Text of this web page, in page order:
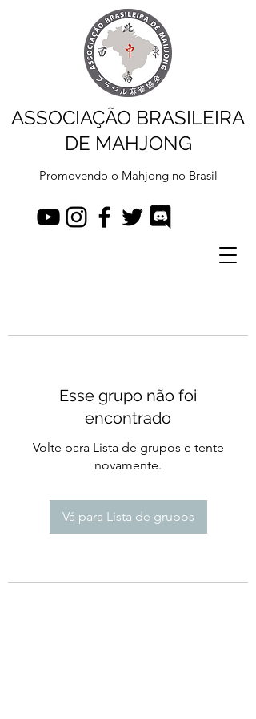
ASSOCIAÇÃO BRASILEIRA
DE MAHJONG
Promovendo o Mahjong no Brasil
Esse grupo não foi
encontrado
Volte para Lista de grupos e tente
novamente.
Vá para Lista de grupos